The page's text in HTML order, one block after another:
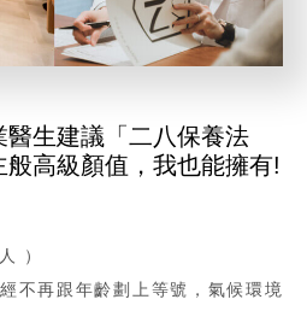
生建議「二八保養法
高級顏值，我也能擁有!
）
不再跟年齡劃上等號，氣候環境